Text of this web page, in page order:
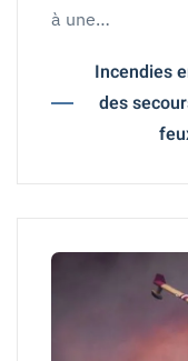
à une…
Incendies
des